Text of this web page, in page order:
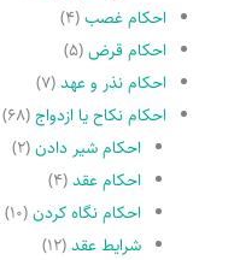
احکام غصب(۴)
احکام قرض(۵)
احکام نذر و عهد(۷)
احکام نکاح یا ازدواج(۶۸)
احکام شیر دادن(۲)
احکام عقد(۴)
احکام نگاه کردن(۱۰)
شرایط عقد(۱۲)